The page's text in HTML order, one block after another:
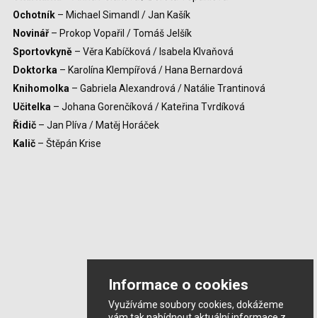
Informace o cookies
Využíváme soubory cookies, dokážeme
Ochotník– Michael Simandl / Jan Kašík
Novinář– Prokop Vopařil / Tomáš Jelšík
Sportovkyně– Věra Kabíčková / Isabela Klvaňová
Doktorka – Karolína Klempířová / Hana Bernardová
Knihomolka – Gabriela Alexandrová / Natálie Trantinová
Učitelka – Johana Gorenčíková / Kateřina Tvrdíková
Řidič– Jan Plíva / Matěj Horáček
Kalič– Štěpán Krise